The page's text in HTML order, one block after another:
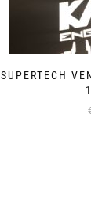
SUPERTECH